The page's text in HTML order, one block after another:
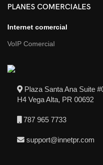
PLANES COMERCIALES
Internet comercial
VoIP Comercial
Plaza Santa Ana Suite
H4 Vega Alta, PR 00692
787 965 7733
support@innetpr.com